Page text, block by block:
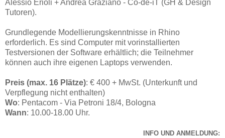
Alessio Erioli + Andrea Graziano - Co-de-iT (GH & Design
Tutoren).
Grundlegende Modellierungskenntnisse in Rhino
erforderlich. Es sind Computer mit vorinstallierten
Testversionen der Software erhältlich; die Teilnehmer
können auch ihre eigenen Laptops verwenden.
Preis (max. 16 Plätze): € 400 + MwSt. (Unterkunft und
Verpflegung nicht enthalten)
Wo: Pentacom - Via Petroni 18/4, Bologna
Wann: 10.00-18.00 Uhr.
INFO UND ANMELDUNG: